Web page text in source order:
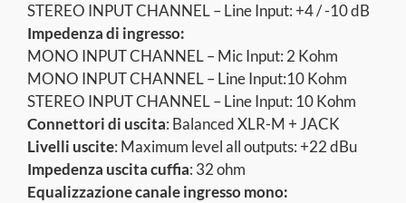
STEREO INPUT CHANNEL – Line Input: +4 / -10 dB
Impedenza di ingresso:
MONO INPUT CHANNEL – Mic Input: 2 Kohm
MONO INPUT CHANNEL – Line Input:10 Kohm
STEREO INPUT CHANNEL – Line Input: 10 Kohm
Connettori di uscita: Balanced XLR-M + JACK
Livelli uscite: Maximum level all outputs: +22 dBu
Impedenza uscita cuffia: 32 ohm
Equalizzazione canale ingresso mono: